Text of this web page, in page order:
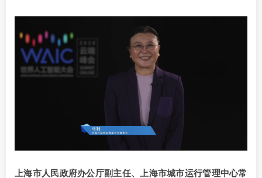
上海市人民政府办公厅副主任、上海市城市运行管理中心常